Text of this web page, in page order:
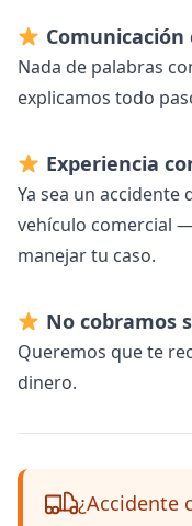
Nada de palabras
explicamos todo
Experiencia
Ya sea un
vehículo comercial
manejar tu caso.
No cobramos
Queremos que te
dinero.
¿Accidente